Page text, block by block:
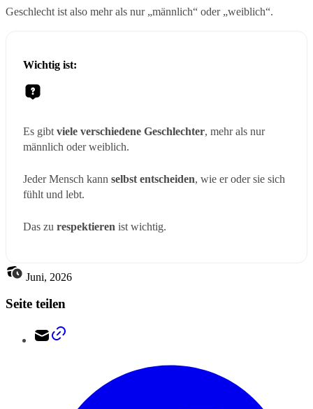
Geschlecht ist also mehr als nur „männlich“ oder „weiblich“.
Wichtig ist:
Es gibt viele verschiedene Geschlechter, mehr als nur
männlich oder weiblich.
Jeder Mensch kann selbst entscheiden, wie er oder sie sich
fühlt und lebt.
Das zu respektieren ist wichtig.
Juni, 2026
Seite teilen